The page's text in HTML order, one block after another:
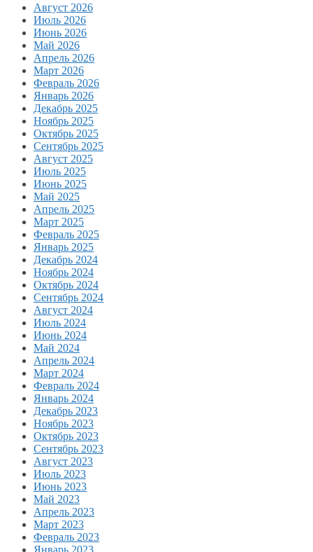
Август 2026
Июль 2026
Июнь 2026
Май 2026
Апрель 2026
Март 2026
Февраль 2026
Январь 2026
Декабрь 2025
Ноябрь 2025
Октябрь 2025
Сентябрь 2025
Август 2025
Июль 2025
Июнь 2025
Май 2025
Апрель 2025
Март 2025
Февраль 2025
Январь 2025
Декабрь 2024
Ноябрь 2024
Октябрь 2024
Сентябрь 2024
Август 2024
Июль 2024
Июнь 2024
Май 2024
Апрель 2024
Март 2024
Февраль 2024
Январь 2024
Декабрь 2023
Ноябрь 2023
Октябрь 2023
Сентябрь 2023
Август 2023
Июль 2023
Июнь 2023
Май 2023
Апрель 2023
Март 2023
Февраль 2023
Январь 2023